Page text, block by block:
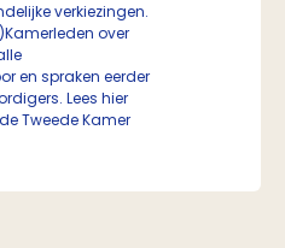
verkiezingen.
over
en spraken eerder
Lees hier
Tweede Kamer